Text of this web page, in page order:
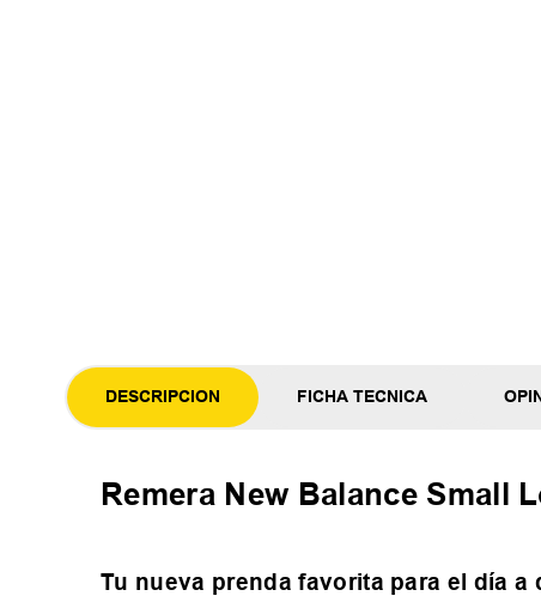
DESCRIPCION FICHA TECNICA
Remera New Balance Small
Tu nueva prenda favorita para el día a